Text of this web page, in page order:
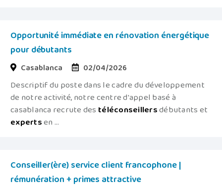
Opportunité immédiate en rénovation énergétique
pour débutants
Casablanca 02/04/2026
Descriptif du poste dans le cadre du développement
de notre activité, notre centre d'appel basé à
casablanca recrute des téléconseillersdébutants et
expertsen ...
Conseiller(ère) service client francophone |
rémunération + primes attractive